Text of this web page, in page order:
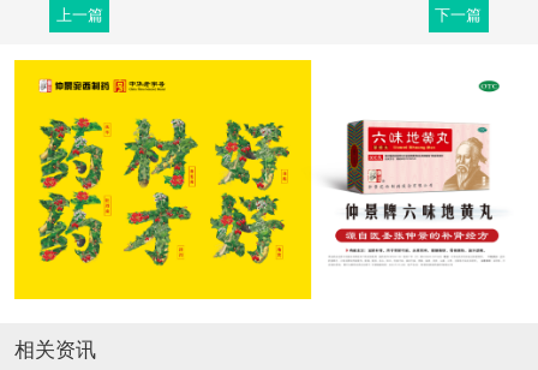
上一篇 下一篇
相关资讯